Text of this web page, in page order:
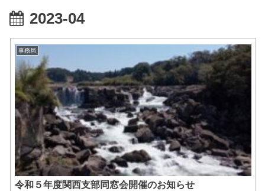
2023-04
事務局
令和５年度関西支部同窓会開催のお知らせ